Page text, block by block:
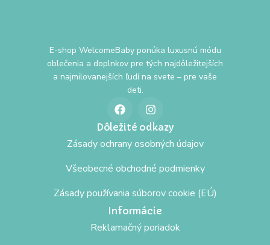
E-shop WelcomeBaby ponúka luxusnú módu
oblečenia a doplnkov pre tých najdôležitejších
a najmilovanejších ľudí na svete – pre vaše
deti.
Dôležité odkazy
Zásady ochrany osobných údajov
Všeobecné obchodné podmienky
Zásady používania súborov cookie (EÚ)
Informácie
Reklamačný poriadok